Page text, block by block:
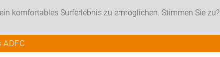
komfortables Surferlebnis zu ermöglichen. Stimmen Sie zu?